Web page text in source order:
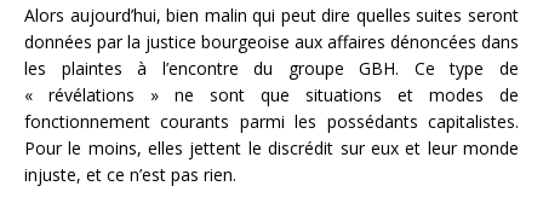
Alors aujourd’hui, bien malin qui peut dire quelles suites seront
données par la justice bourgeoise aux affaires dénoncées dans
les plaintes à l’encontre du groupe GBH. Ce type de
« révélations » ne sont que situations et modes de
fonctionnement courants parmi les possédants capitalistes.
Pour le moins, elles jettent le discrédit sur eux et leur monde
injuste, et ce n’est pas rien.